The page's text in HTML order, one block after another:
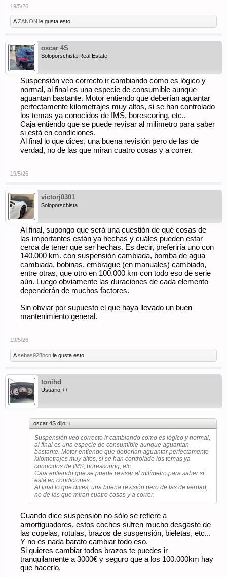
19/5/26
AZANON le gusta esto.
oscar 4S
Soloporschista Real Estate
Suspensión veo correcto ir cambiando como es lógico y
normal, al final es una especie de consumible aunque
aguantan bastante. Motor entiendo que deberían aguantar
perfectamente kilometrajes muy altos, si se han controlado
los temas ya conocidos de IMS, borescoring, etc..
Caja entiendo que se puede revisar al milímetro para saber
si está en condiciones.
Al final lo que dices, una buena revisión pero de las de
verdad, no de las que miran cuatro cosas y a correr.
19/5/26
victorj0301
Soloporschista
Al final, supongo que será una cuestión de qué cosas de
las importantes están ya hechas y cuáles pueden estar
cerca de tener que ser hechas. Es decir, preferiría uno con
140.000 km. con suspensión cambiada, bomba de agua
cambiada, bobinas, embrague (en manuales) cambiado,
entre otras, que otro en 100.000 km con todo eso de serie
aún. Luego obviamente las duraciones de cada elemento
dependerán de muchos factores.
Sin obviar por supuesto el que haya llevado un buen
mantenimiento general.
19/5/26
Asebas928bcn le gusta esto.
tonihd
Usuario ++
oscar 4S dijo: ↑
Suspensión veo correcto ir cambiando como es lógico y normal,
al final es una especie de consumible aunque aguantan
bastante. Motor entiendo que deberían aguantar perfectamente
kilometrajes muy altos, si se han controlado los temas ya
conocidos de IMS, borescoring, etc..
Caja entiendo que se puede revisar al milímetro para saber si
está en condiciones.
Al final lo que dices, una buena revisión pero de las de verdad,
no de las que miran cuatro cosas y a correr.
Cuando dice suspensión no sólo se refiere a
amortiguadores, estos coches sufren mucho desgaste de
las copelas, rotulas, brazos de suspensión, bieletas, etc...
Y no es nada barato cambiar todo eso.
Si quieres cambiar todos brazos te puedes ir
tranquilamente a 3000€ y seguro que a los 100.000km hay
que hacerlo.